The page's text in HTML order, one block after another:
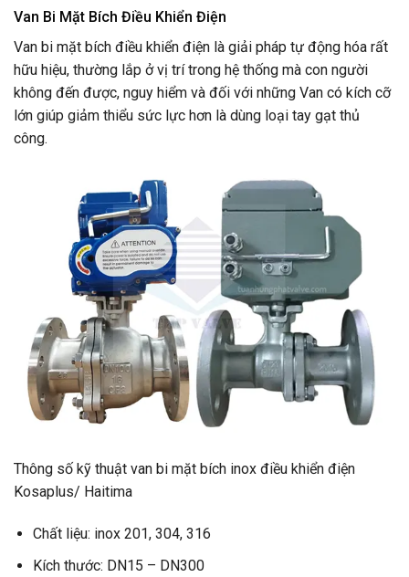
Van Bi Mặt Bích Điều Khiển Điện
Van bi mặt bích điều khiển điện là giải pháp tự động hóa rất
hữu hiệu, thường lắp ở vị trí trong hệ thống mà con người
không đến được, nguy hiểm và đối với những Van có kích cỡ
lớn giúp giảm thiểu sức lực hơn là dùng loại tay gạt thủ
công.
Thông số kỹ thuật van bi mặt bích inox điều khiển điện
Kosaplus/ Haitima
Chất liệu: inox 201, 304, 316
Kích thước: DN15 – DN300